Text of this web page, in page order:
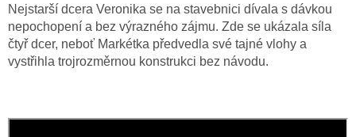
Nejstarší dcera Veronika se na stavebnici dívala s dávkou
nepochopení a bez výrazného zájmu. Zde se ukázala síla
čtyř dcer, neboť Markétka předvedla své tajné vlohy a
vystřihla trojrozměrnou konstrukci bez návodu.